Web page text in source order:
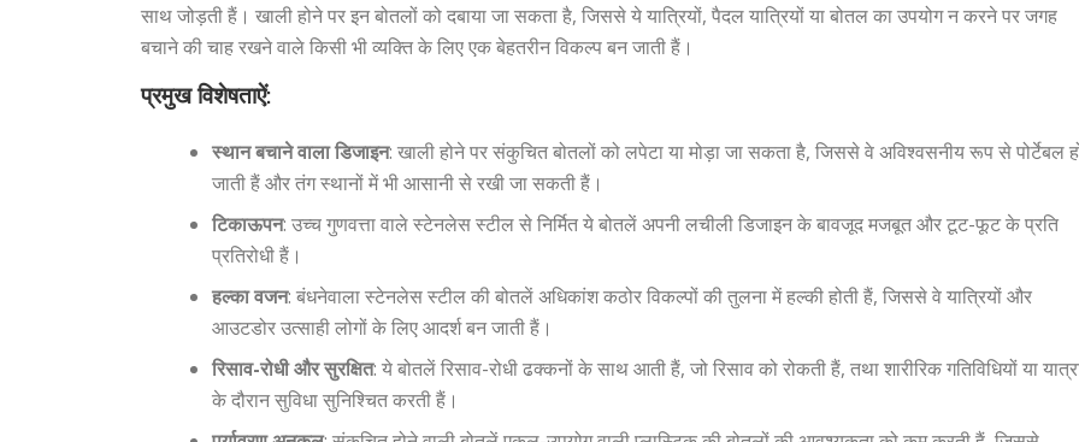
साथ जोड़ती हैं। खाली होने पर इन बोतलों को दबाया जा सकता है, जिससे ये यात्रियों, पैदल यात्रियों या बोतल का उपयोग न करने पर जगह
बचाने की चाह रखने वाले किसी भी व्यक्ति के लिए एक बेहतरीन विकल्प बन जाती हैं।
प्रमुख विशेषताऐं:
स्थान बचाने वाला डिजाइन: खाली होने पर संकुचित बोतलों को लपेटा या मोड़ा जा सकता है, जिससे वे अविश्वसनीय रूप से पोर्टेबल
जाती हैं और तंग स्थानों में भी आसानी से रखी जा सकती हैं।
टिकाऊपन: उच्च गुणवत्ता वाले स्टेनलेस स्टील से निर्मित ये बोतलें अपनी लचीली डिजाइन के बावजूद मजबूत और टूट-फूट के प्रति
प्रतिरोधी हैं।
हल्का वजन: बंधनेवाला स्टेनलेस स्टील की बोतलें अधिकांश कठोर विकल्पों की तुलना में हल्की होती हैं, जिससे वे यात्रियों और
आउटडोर उत्साही लोगों के लिए आदर्श बन जाती हैं।
रिसाव-रोधी और सुरक्षित: ये बोतलें रिसाव-रोधी ढक्कनों के साथ आती हैं, जो रिसाव को रोकती हैं, तथा शारीरिक गतिविधियों या
के दौरान सुविधा सुनिश्चित करती हैं।